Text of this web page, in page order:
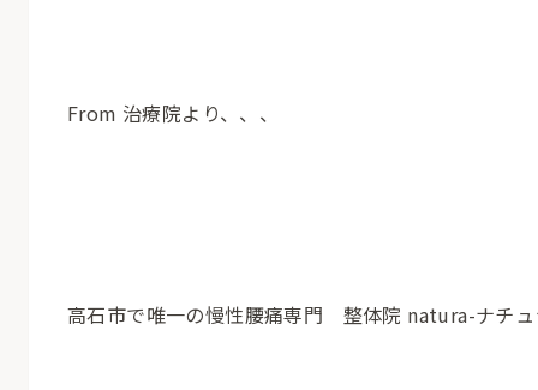
From 治療院より、、、
高石市で唯一の慢性腰痛専門 整体院 natura-ナチ